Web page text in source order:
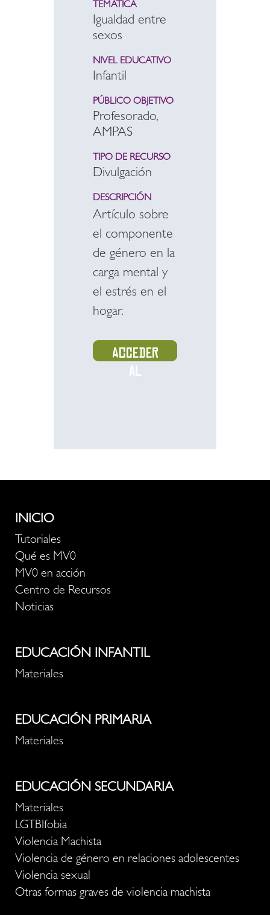
TEMÁTICA
Igualdad entre
sexos
NIVEL EDUCATIVO
Infantil
PÚBLICO OBJETIVO
Profesorado,
AMPAS
TIPO DE RECURSO
Divulgación
DESCRIPCIÓN
Artículo sobre
el componente
de género en la
carga mental y
el estrés en el
hogar.
Acceder
al
INICIO
Tutoriales
Qué es MV0
MV0 en acción
Centro de Recursos
Noticias
EDUCACIÓN INFANTIL
Materiales
EDUCACIÓN PRIMARIA
Materiales
EDUCACIÓN SECUNDARIA
Materiales
LGTBIfobia
Violencia Machista
Violencia de género en relaciones adolescentes
Violencia sexual
Otras formas graves de violencia machista